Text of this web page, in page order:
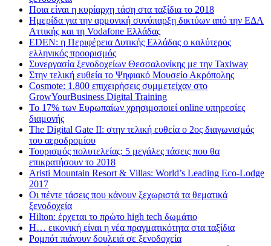
Ποια είναι η κυρίαρχη τάση στα ταξίδια το 2018
Ημερίδα για την αρμονική συνύπαρξη δικτύων από την ΕΔΑ
Αττικής και τη Vodafone Ελλάδας
EDEN: η Περιφέρεια Δυτικής Ελλάδας ο καλύτερος
ελληνικός προορισμός
Συνεργασία ξενοδοχείων Θεσσαλονίκης με την Taxiway
Στην τελική ευθεία το Ψηφιακό Μουσείο Ακρόπολης
Cosmote: 1.800 επιχειρήσεις συμμετείχαν στο
GrowYourBusiness Digital Training
Το 17% των Ευρωπαίων χρησιμοποιεί online υπηρεσίες
διαμονής
The Digital Gate II: στην τελική ευθεία ο 2ος διαγωνισμός
του αεροδρομίου
Τουρισμός πολυτελείας: 5 μεγάλες τάσεις που θα
επικρατήσουν το 2018
Aristi Mountain Resort & Villas: World’s Leading Eco-Lodge
2017
Οι πέντε τάσεις που κάνουν ξεχωριστά τα θεματικά
ξενοδοχεία
Hilton: έρχεται τo πρώτο high tech δωμάτιο
Η… εικονική είναι η νέα πραγματικότητα στα ταξίδια
Ρομπότ πιάνουν δουλειά σε ξενοδοχεία